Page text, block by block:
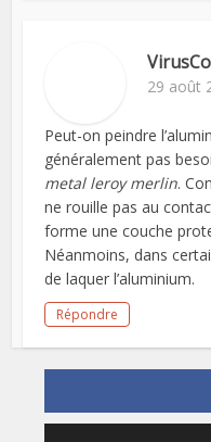
29 août
Peut-on peindre
généralement pas
metal leroy merlin.
ne rouille pas au
forme une couche
Néanmoins, dans
de laquer l’aluminium.
Répondre